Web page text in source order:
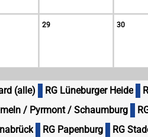
29 30
(alle) RG Lüneburger Heide
/ Pyrmont / Schaumburg
RG Papenburg RG